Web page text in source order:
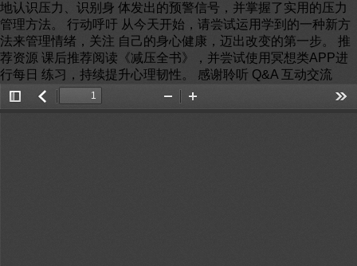
地认识压力、识别身 体发出的预警信号，并掌握了实用的压力
管理方法。 行动呼吁 从今天开始，请尝试运用学到的一种新方
法来管理情绪，关注 自己的身心健康，迈出改变的第一步。 推
荐资源 课后推荐阅读《减压全书》，并尝试使用冥想类APP进
行每日 练习，持续提升心理韧性。 感谢聆听 Q&A 互动交流
Toggle返
Zoom